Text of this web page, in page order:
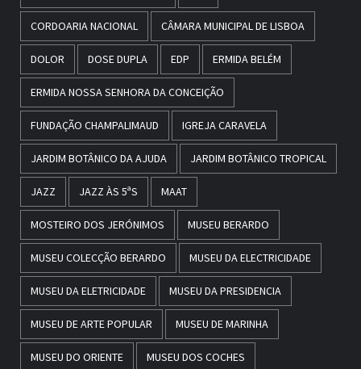
CORDOARIA NACIONAL CÂMARA MUNICIPAL DE LISBOA
DOLOR DOSE DUPLA EDP ERMIDA BELÉM
ERMIDA NOSSA SENHORA DA CONCEIÇÃO
FUNDAÇÃO CHAMPALIMAUD IGREJA CARAVELA
JARDIM BOTÂNICO DA AJUDA JARDIM BOTÂNICO TROPICAL
JAZZ JAZZ ÀS 5ªS MAAT
MOSTEIRO DOS JERÓNIMOS MUSEU BERARDO
MUSEU COLECÇÃO BERARDO MUSEU DA ELECTRICIDADE
MUSEU DA ELETRICIDADE MUSEU DA PRESIDENCIA
MUSEU DE ARTE POPULAR MUSEU DE MARINHA
MUSEU DO ORIENTE MUSEU DOS COCHES